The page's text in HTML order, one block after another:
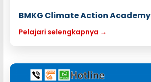
BMKG Climate Action Academy
Pelajari selengkapnya →